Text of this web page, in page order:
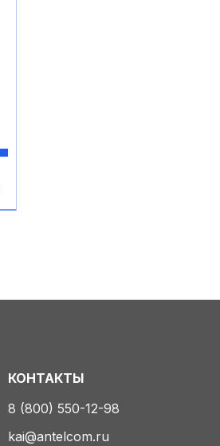
КОНТАКТЫ
8 (800) 550-12-98
kai@antelcom.ru